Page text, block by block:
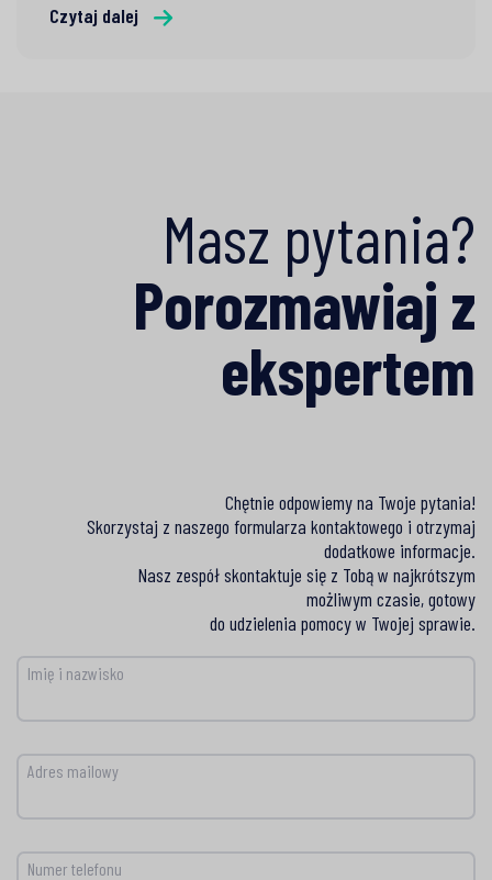
Czytaj dalej
Masz pytania?
Porozmawiaj z
ekspertem
Chętnie odpowiemy na Twoje pytania!
Skorzystaj z naszego formularza kontaktowego i otrzymaj
dodatkowe informacje.
Nasz zespół skontaktuje się z Tobą w najkrótszym
możliwym czasie, gotowy
do udzielenia pomocy w Twojej sprawie.
Imię i nazwisko
Adres mailowy
Numer telefonu